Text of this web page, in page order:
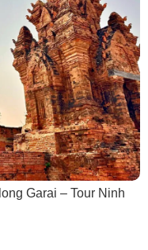
Garai – Tour Ninh